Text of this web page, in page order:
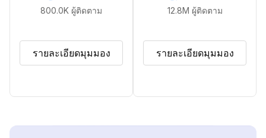
800.0K ผู้ติดตาม
รายละเอียดมุมมอง
12.8M ผู้ติดตาม
รายละเอียดมุมมอง